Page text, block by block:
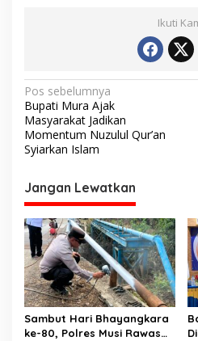
Ikuti
N
a
v
i
g
a
s
i
p
o
s
Pos sebelumnya
Bupati Mura Ajak
Masyarakat Jadikan
Momentum Nuzulul Qur’an
Syiarkan Islam
Jangan Lewatkan
Sambut Hari Bhayangkara
ke-80, Polres Musi Rawas